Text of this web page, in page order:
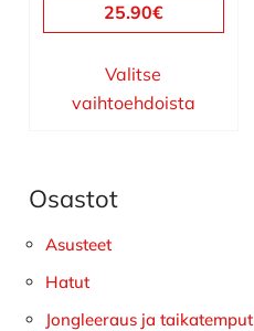
25.90€
Valitse
vaihtoehdoista
Ensisijainen
sivupalkki
Osastot
Asusteet
Hatut
Jongleeraus ja taikatemput